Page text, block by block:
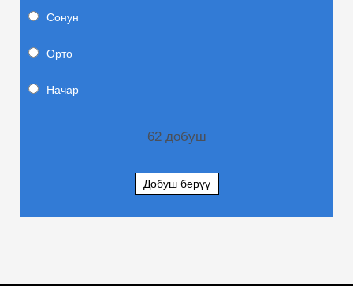
Сонун
Орто
Начар
62добуш
Добуш берүү